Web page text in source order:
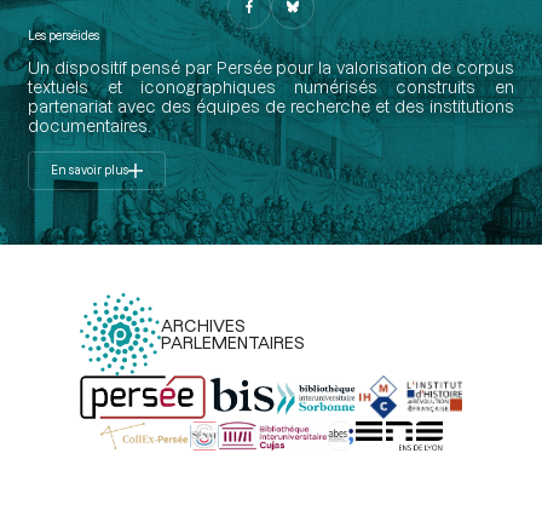
Les perséides
Un dispositif pensé par Persée pour la valorisation de corpus
textuels et iconographiques numérisés construits en
partenariat avec des équipes de recherche et des institutions
documentaires.
En savoir plus
ARCHIVES
PARLEMENTAIRES